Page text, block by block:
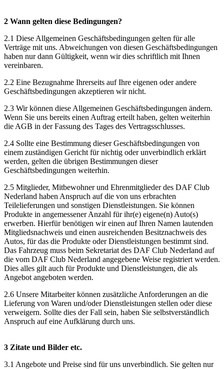
2 Wann gelten diese Bedingungen?
2.1 Diese Allgemeinen Geschäftsbedingungen gelten für alle
Verträge mit uns. Abweichungen von diesen Geschäftsbedingungen
haben nur dann Gültigkeit, wenn wir dies schriftlich mit Ihnen
vereinbaren.
2.2 Eine Bezugnahme Ihrerseits auf Ihre eigenen oder andere
Geschäftsbedingungen akzeptieren wir nicht.
2.3 Wir können diese Allgemeinen Geschäftsbedingungen ändern.
Wenn Sie uns bereits einen Auftrag erteilt haben, gelten weiterhin
die AGB in der Fassung des Tages des Vertragsschlusses.
2.4 Sollte eine Bestimmung dieser Geschäftsbedingungen von
einem zuständigen Gericht für nichtig oder unverbindlich erklärt
werden, gelten die übrigen Bestimmungen dieser
Geschäftsbedingungen weiterhin.
2.5 Mitglieder, Mitbewohner und Ehrenmitglieder des DAF Club
Nederland haben Anspruch auf die von uns erbrachten
Teilelieferungen und sonstigen Dienstleistungen. Sie können
Produkte in angemessener Anzahl für ihr(e) eigene(n) Auto(s)
erwerben. Hierfür benötigen wir einen auf Ihren Namen lautenden
Mitgliedsnachweis und einen ausreichenden Besitznachweis des
Autos, für das die Produkte oder Dienstleistungen bestimmt sind.
Das Fahrzeug muss beim Sekretariat des DAF Club Nederland auf
die vom DAF Club Nederland angegebene Weise registriert werden.
Dies alles gilt auch für Produkte und Dienstleistungen, die als
Angebot angeboten werden.
2.6 Unsere Mitarbeiter können zusätzliche Anforderungen an die
Lieferung von Waren und/oder Dienstleistungen stellen oder diese
verweigern. Sollte dies der Fall sein, haben Sie selbstverständlich
Anspruch auf eine Aufklärung durch uns.
3 Zitate und Bilder etc.
3.1 Angebote und Preise sind für uns unverbindlich. Sie gelten nur